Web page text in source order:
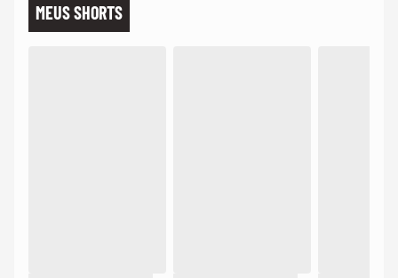
MEUS SHORTS